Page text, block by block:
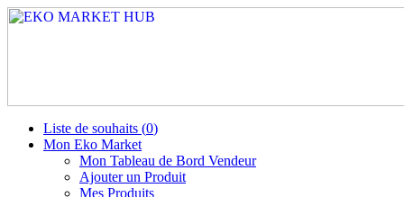
Liste de souhaits (0)
Mon Eko Market
Mon Tableau de Bord Vendeur
Ajouter un Produit
Mes Produits